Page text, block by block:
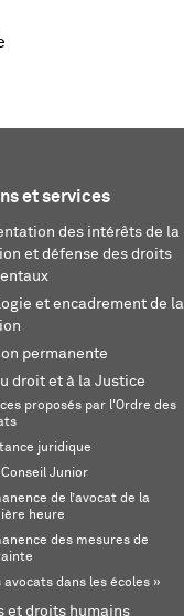
et services
des intérêts de la
et défense des droits
et encadrement de la
permanente
droit et à la Justice
proposés par l'Ordre des
juridique
Junior
de l’avocat de la
heure
des mesures de
avocats dans les écoles »
et droits humains